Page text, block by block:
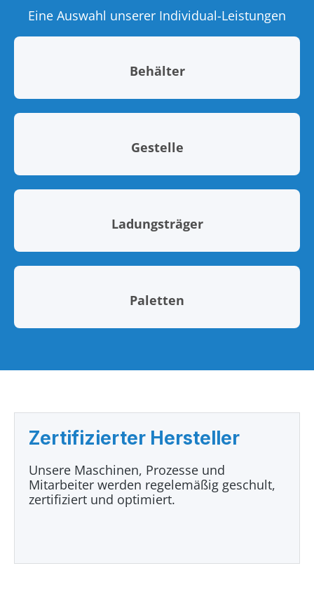
Eine Auswahl unserer Individual-Leistungen
Behälter
Gestelle
Ladungsträger
Paletten
Zertifizierter Hersteller
Unsere Maschinen, Prozesse und
Mitarbeiter werden regelemäßig geschult,
zertifiziert und optimiert.